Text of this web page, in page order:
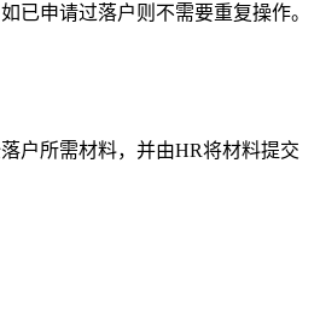
已申请过落户则不需要重复操作。
户所需材料，并由HR将材料提交